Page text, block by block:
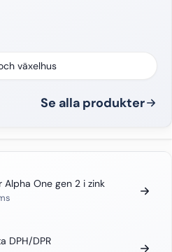
växelhus
Se alla produkter
Alpha One gen 2 i zink
DPH/DPR